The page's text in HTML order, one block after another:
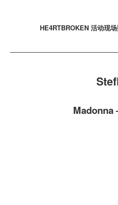
HE4RTBROKEN 活动现场
Madonna